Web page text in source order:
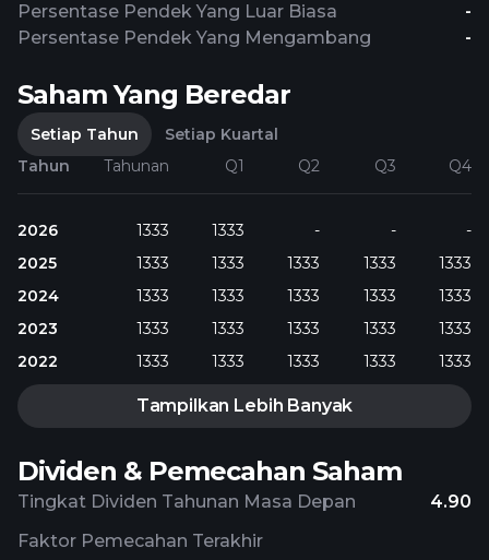
Persentase Pendek Yang Luar Biasa
-
Persentase Pendek Yang Mengambang
-
Saham Yang Beredar
Setiap Tahun
Setiap Kuartal
Tahun
Tahunan Q1 Q2 Q3 Q4
2026 1333 1333 - -
-
2025
1333 1333 1333 1333
1333
2024
1333 1333 1333 1333
1333
2023
1333 1333 1333 1333
1333
2022
1333 1333 1333 1333 1333
Tampilkan Lebih Banyak
Dividen & Pemecahan Saham
Tingkat Dividen Tahunan Masa Depan 4.90
Faktor Pemecahan Terakhir